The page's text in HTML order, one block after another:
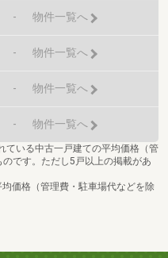
- 物件一覧へ
- 物件一覧へ
- 物件一覧へ
- 物件一覧へ
ている中古一戸建ての平均価格（管
です。ただし5戸以上の掲載があ
価格（管理費・駐車場代などを除